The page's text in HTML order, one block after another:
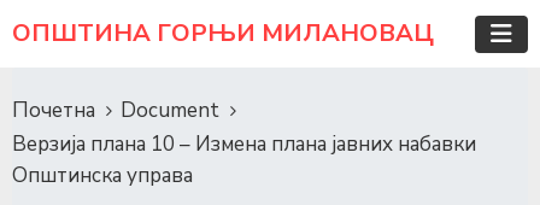
ОПШТИНА ГОРЊИ МИЛАНОВАЦ
Почетна
Document
Верзија плана 10 – Измена плана јавних набавки
Општинска управа